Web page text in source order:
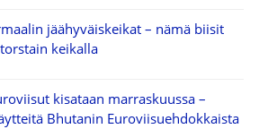
jäähyväiskeikat – nämä biisit
keikalla
kisataan marraskuussa –
Bhutanin Euroviisuehdokkaista